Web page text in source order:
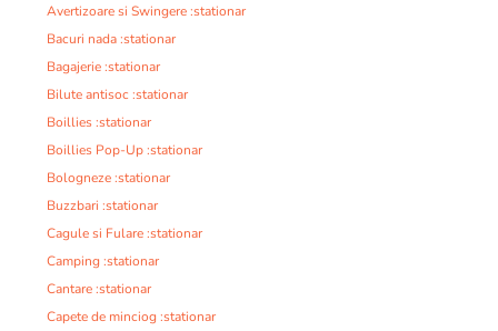
Avertizoare si Swingere :stationar
Bacuri nada :stationar
Bagajerie :stationar
Bilute antisoc :stationar
Boillies :stationar
Boillies Pop-Up :stationar
Bologneze :stationar
Buzzbari :stationar
Cagule si Fulare :stationar
Camping :stationar
Cantare :stationar
Capete de minciog :stationar